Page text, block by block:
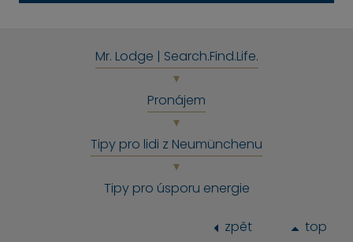
Mr. Lodge | Search.Find.Life.
Pronájem
Tipy pro lidi z Neumünchenu
Tipy pro úsporu energie
zpět top